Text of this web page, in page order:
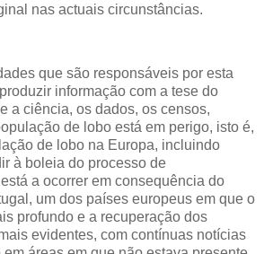
nas actuais circunstâncias.
que são responsáveis por esta
informação com a tese do
a ciência, os dados, os censos,
de lobo está em perigo, isto é,
de lobo na Europa, incluindo
à boleia do processo de
a ocorrer em consequência do
um dos países europeus em que o
profundo e a recuperação dos
evidentes, com contínuas notícias